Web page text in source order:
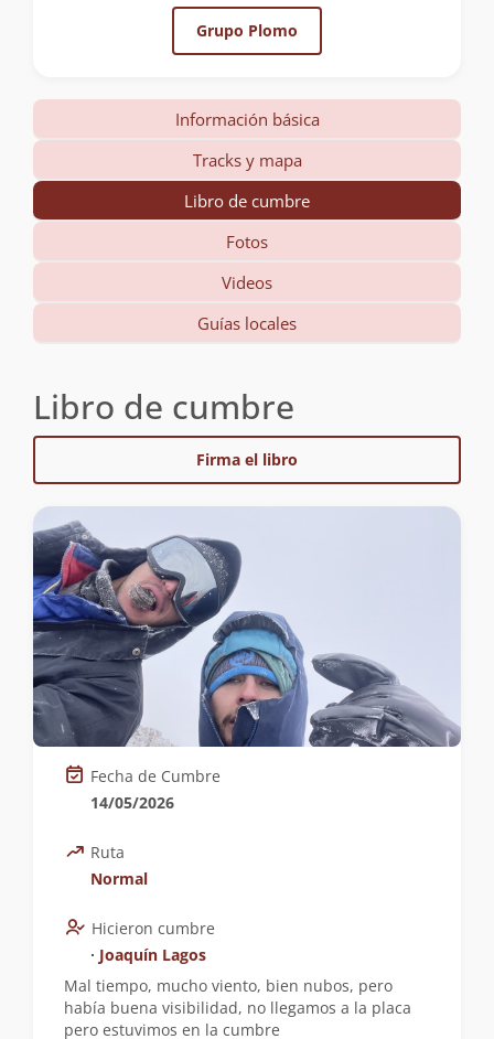
Grupo Plomo
Información básica
Tracks y mapa
Libro de cumbre
Fotos
Videos
Guías locales
Libro de cumbre
Firma el libro
Fecha de Cumbre
14/05/2026
Ruta
Normal
Hicieron cumbre
∙ Joaquín Lagos
Mal tiempo, mucho viento, bien nubos, pero
había buena visibilidad, no llegamos a la placa
pero estuvimos en la cumbre